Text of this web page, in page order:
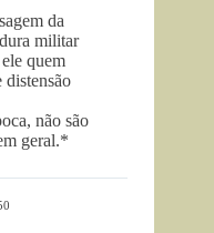
da
militar
quem
distensão
não são
geral.*